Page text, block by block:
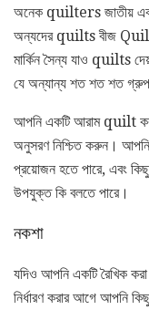
অনেক quilters জাতীয়
অন্যদের quilts বীজ Quilts
মার্কিন সৈন্য যাও quilts
যে অন্যান্য শত শত শত
আপনি একটি আরাম quilt
অনুসরণ নিশ্চিত করুন। আপনি
প্রয়োজন হতে পারে, এবং
উপযুক্ত কি বলতে পারে।
নকশা
যদিও আপনি একটি রৈখিক করা
নির্ধারণ করার আগে আপনি